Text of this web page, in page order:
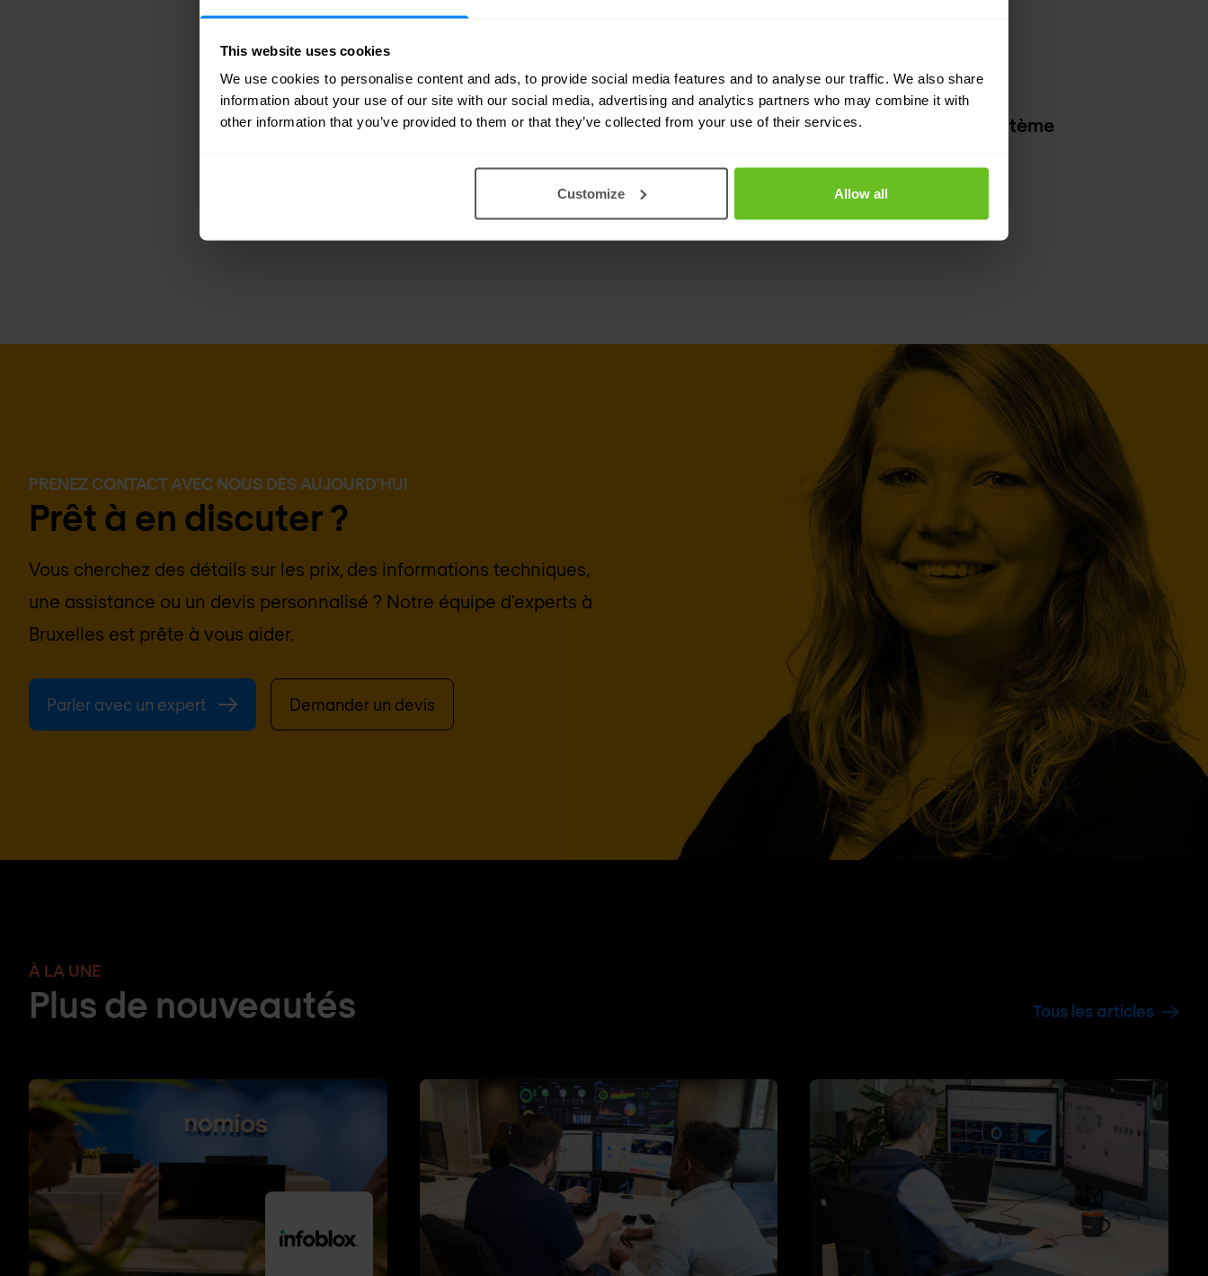
This website uses cookies
We use cookies to personalise content and ads, to provide social media features and to analyse our traffic. We also share
information about your use of our site with our social media, advertising and analytics partners who may combine it with
other information that you’ve provided to them or that they’ve collected from your use of their services.
Customize Allow all
Leadership dans l'industrie et l'écosystème
PRENEZ CONTACT AVEC NOUS DÈS AUJOURD'HUI
Prêt à en discuter ?
Vous cherchez des détails sur les prix, des informations techniques,
une assistance ou un devis personnalisé ? Notre équipe d'experts à
Bruxelles est prête à vous aider.
Parler avec un expert Demander un devis
À LA UNE
Plus de nouveautés Tous les articles